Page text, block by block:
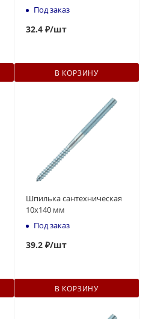
Под заказ
32.4 ₽/шт
В КОРЗИНУ
Шпилька сантехническая
10x140 мм
Под заказ
39.2 ₽/шт
В КОРЗИНУ